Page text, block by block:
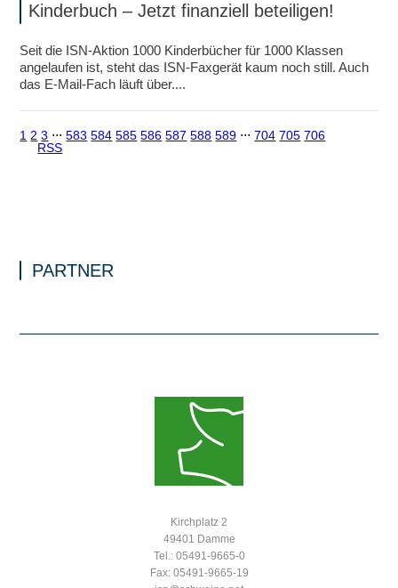
Kinderbuch – Jetzt finanziell beteiligen!
Seit die ISN-Aktion 1000 Kinderbücher für 1000 Klassen
angelaufen ist, steht das ISN-Faxgerät kaum noch still. Auch
das E-Mail-Fach läuft über....
1 2 3 ⋅⋅⋅583 584 585 586 587 588 589 ⋅⋅⋅704 705 706
RSS
PARTNER
Kirchplatz 2
49401 Damme
Tel.: 05491-9665-0
Fax: 05491-9665-19